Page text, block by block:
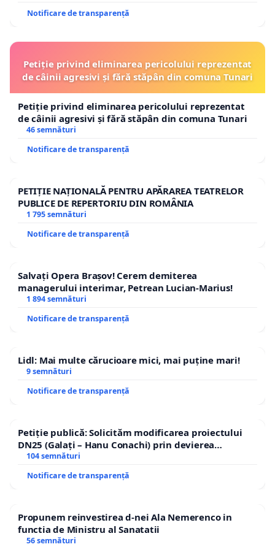
Notificare de transparență
Petiție privind eliminarea pericolului reprezentat
de câinii agresivi și fără stăpân din comuna Tunari
Petiție privind eliminarea pericolului reprezentat
de câinii agresivi și fără stăpân din comuna Tunari
46 semnături
Notificare de transparență
PETIȚIE NAȚIONALĂ PENTRU APĂRAREA TEATRELOR
PUBLICE DE REPERTORIU DIN ROMÂNIA
1 795 semnături
Notificare de transparență
Salvați Opera Brașov! Cerem demiterea
managerului interimar, Petrean Lucian-Marius!
1 894 semnături
Notificare de transparență
Lidl: Mai multe cărucioare mici, mai puține mari!
9 semnături
Notificare de transparență
Petiție publică: Solicităm modificarea proiectului
DN25 (Galați – Hanu Conachi) prin devierea
traseului în afara localităților!
104 semnături
Notificare de transparență
Propunem reinvestirea d-nei Ala Nemerenco in
functia de Ministru al Sanatatii
56 semnături